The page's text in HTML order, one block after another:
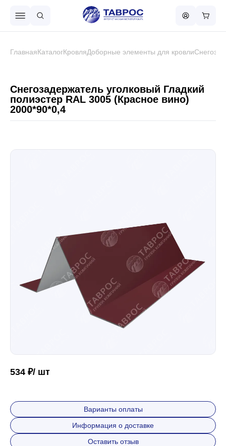
Металлочерепица
Забор
Кровля
Водосточная система
Профили для гипсокартона
Другие товары
ГлавнаяКаталогКровляДоборные элементы для кровли
Снегозадержатель уголковый Гладкий
полиэстер RAL 3005 (Красное вино)
2000*90*0,4
534 ₽/ шт
Варианты оплаты
Информация о доставке
Оставить отзыв